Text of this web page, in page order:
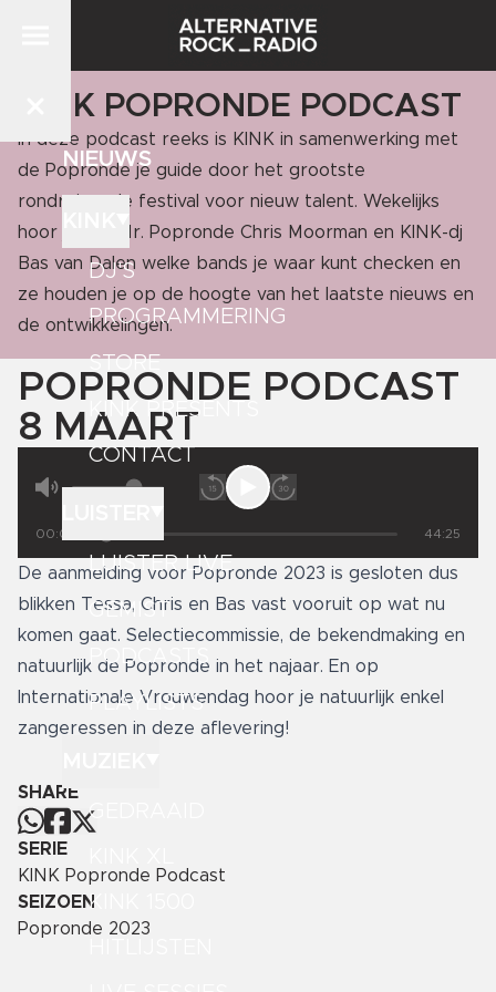
NIEUWS
DJ'S
PROGRAMMERING
STORE
KINK PRESENTS
CONTACT
LUISTER LIVE
GEMIST
PODCASTS
PLAYLISTS
GEDRAAID
KINK 1500
KINK POPRONDE PODCAST
In deze podcast reeks is KINK in samenwerking met
de Popronde je guide door het grootste
rondreizende festival voor nieuw talent. Wekelijks
hoor je van Mr. Popronde Chris Moorman en KINK-dj
Bas van Dalen welke bands je waar kunt checken en
ze houden je op de hoogte van het laatste nieuws en
de ontwikkelingen.
POPRONDE PODCAST
8 MAART
00:00 44:25
De aanmelding voor Popronde 2023 is gesloten dus
blikken Tessa, Chris en Bas vast vooruit op wat nu
komen gaat. Selectiecommissie, de bekendmaking en
natuurlijk de Popronde in het najaar. En op
Internationale Vrouwendag hoor je natuurlijk enkel
zangeressen in deze aflevering!
SHARE
SERIE
KINK Popronde Podcast
SEIZOEN
Popronde 2023